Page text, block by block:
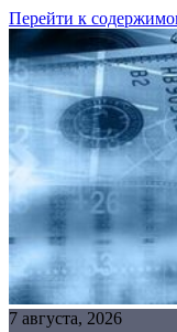
Перейти к
7 августа, 2026